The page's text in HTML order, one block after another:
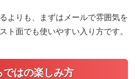
よりも、まずはメールで雰囲気を
ト面でも使いやすい入り方です。
ではの楽しみ方